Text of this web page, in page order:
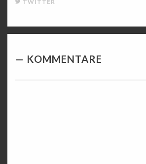
TWITTER
KOMMENTARE